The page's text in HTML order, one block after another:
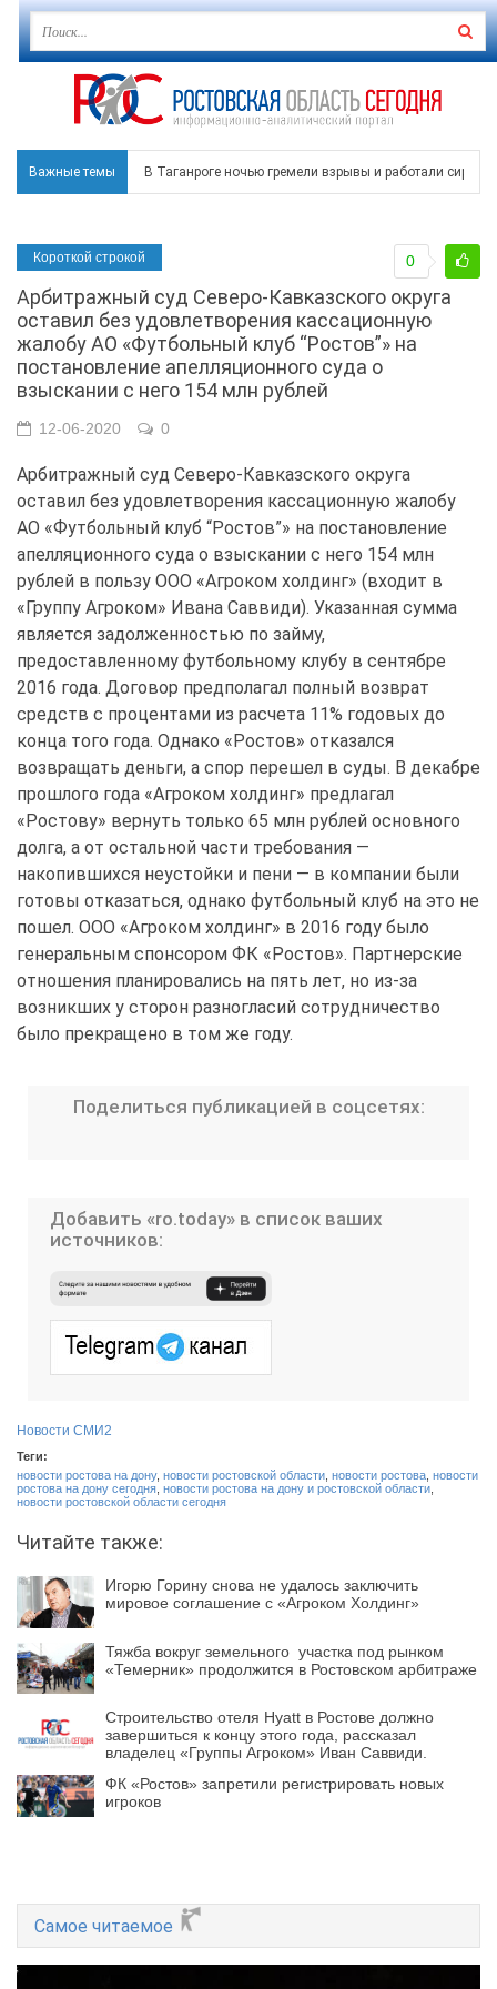
Важные темы В Таганроге ночью гремели взрывы и работали сирены
Застройщики: градостроительная политика на Дону
Режим ЧС регионального характера начал
В Чеховской библиотеке Таганрога открылась
Короткой строкой
Арбитражный суд Северо-Кавказского округа
оставил без удовлетворения кассационную
жалобу АО «Футбольный клуб “Ростов”» на
постановление апелляционного суда о
взыскании с него 154 млн рублей
0
12-06-2020 0
Арбитражный суд Северо-Кавказского округа
оставил без удовлетворения кассационную жалобу
АО «Футбольный клуб “Ростов”» на постановление
апелляционного суда о взыскании с него 154 млн
рублей в пользу ООО «Агроком холдинг» (входит в
«Группу Агроком» Ивана Саввиди). Указанная сумма
является задолженностью по займу,
предоставленному футбольному клубу в сентябре
2016 года. Договор предполагал полный возврат
средств с процентами из расчета 11% годовых до
конца того года. Однако «Ростов» отказался
возвращать деньги, а спор перешел в суды. В декабре
прошлого года «Агроком холдинг» предлагал
«Ростову» вернуть только 65 млн рублей основного
долга, а от остальной части требования —
накопившихся неустойки и пени — в компании были
готовы отказаться, однако футбольный клуб на это не
пошел. ООО «Агроком холдинг» в 2016 году было
генеральным спонсором ФК «Ростов». Партнерские
отношения планировались на пять лет, но из-за
возникших у сторон разногласий сотрудничество
было прекращено в том же году.
Поделиться публикацией в соцсетях:
Добавить «ro.today» в список ваших
источников:
Новости СМИ2
Теги:
новости ростова на дону, новости ростовской области новости ростова новости
ростова на дону сегодня новости ростова на дону и ростовской области
новости ростовской области сегодня
Читайте также:
Игорю Горину снова не удалось заключить
мировое соглашение с «Агроком Холдинг»
Тяжба вокруг земельного участка под рынком
«Темерник» продолжится в Ростовском арбитраже
Строительство отеля Hyatt в Ростове должно
завершиться к концу этого года, рассказал
владелец «Группы Агроком» Иван Саввиди.
ФК «Ростов» запретили регистрировать новых
игроков
Самое читаемое